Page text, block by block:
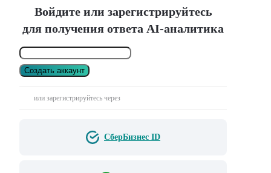
Войдите или зарегистрируйтесь
для получения ответа AI-аналитика
Создать аккаунт
или зарегистрируйтесь через
СберБизнес ID